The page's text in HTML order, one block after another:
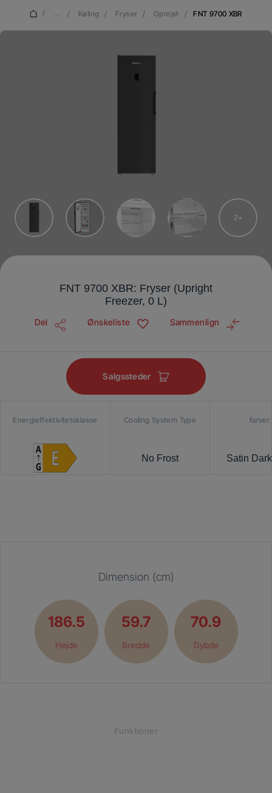
/ ... / Køling / Fryser / Oprejst / FNT 9700 XBR
2
FNT 9700 XBR: Fryser (Upright
Freezer, 0 L)
Del Ønskeliste Sammenlign
Salgssteder
Energieffektivitetsklasse Cooling System Type
No Frost
farver
Satin
Dimension (cm)
186.5
Højde
59.7
Bredde
70.9
Dybde
Funktioner